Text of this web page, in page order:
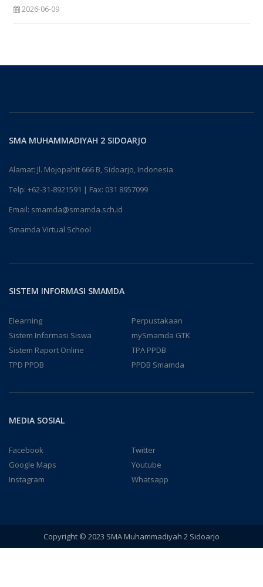
2026-06-09
SMA MUHAMMADIYAH 2 SIDOARJO
Alamat: Jl. Mojopahit 666 B, Sidoarjo, Indonesia
Telp: +62-31-8921591 | Fax: 031 8957099
Email: smamda@smamda.sch.id
Smamda Virtual School
SISTEM INFORMASI SMAMDA
Elearning
Perpustakaan
Sistem Informasi Siswa
mySmamda GTK
Sistem Raport Online
TPA PPDB
TPD PPDB
PPDB Smamda
MEDIA SOSIAL
Facebook
Twitter
Google Maps
Youtube
Instagram
Whatsapp
Copyright © 2023 SMA Muhammadiyah 2 Sidoarjo